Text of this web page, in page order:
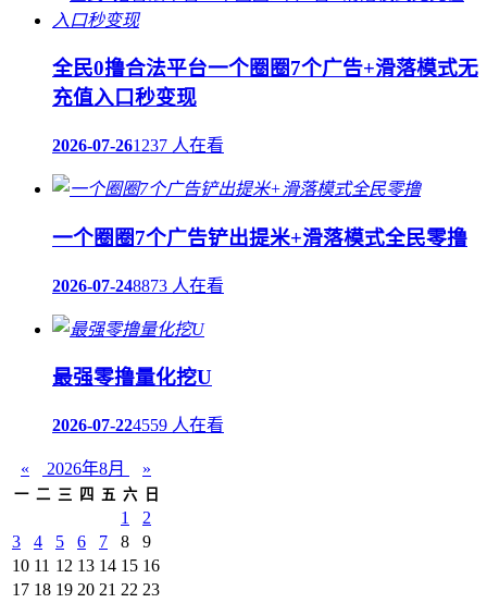
全民0撸合法平台一个圈圈7个广告+滑落模式无
充值入口秒变现
2026-07-261237 人在看
一个圈圈7个广告铲出提米+滑落模式全民零撸
2026-07-248873 人在看
最强零撸量化挖U
2026-07-224559 人在看
« 2026年8月 »
一 二 三 四 五 六 日
1
2
3
4 5 6 7 8
9
10 11 12 13 14 15 16
17 18 19 20 21 22 23